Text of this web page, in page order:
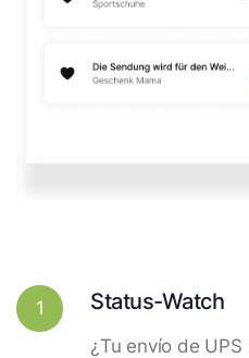
1 Status-Watch
¿Tu envío de